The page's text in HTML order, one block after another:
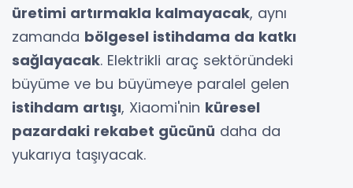
üretimi artırmakla kalmayacak, aynı
zamanda bölgesel istihdama da katkı
sağlayacak. Elektrikli araç sektöründeki
büyüme ve bu büyümeye paralel gelen
istihdam artışı, Xiaomi'nin küresel
pazardaki rekabet gücünü daha da
yukarıya taşıyacak.